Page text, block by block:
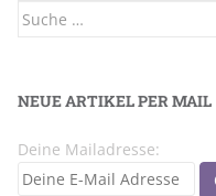
Suche
NEUE ARTIKEL PER MAIL
Deine Mailadresse: